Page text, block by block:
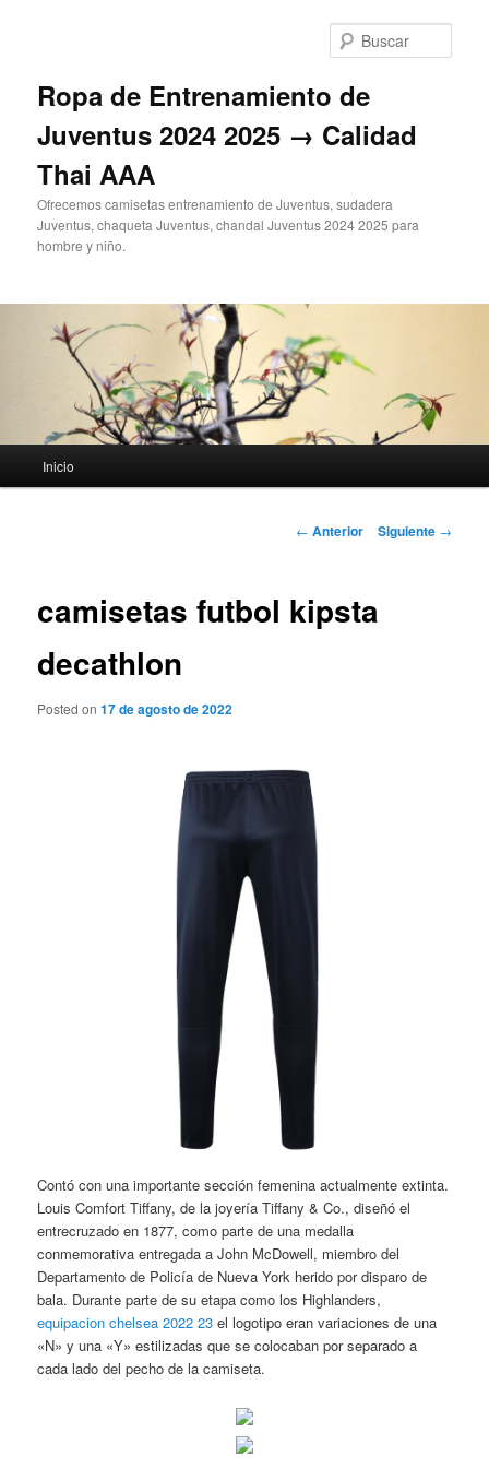
Ropa de Entrenamiento de
Juventus 2024 2025 → Calidad
Thai AAA
Ofrecemos camisetas entrenamiento de Juventus, sudadera
Juventus, chaqueta Juventus, chandal Juventus 2024 2025 para
hombre y niño.
principal
Inicio
Navegación
← Anterior Siguiente →
camisetas futbol kipsta
decathlon
Posted on17 de agosto de 2022
Contó con una importante sección femenina actualmente extinta.
Louis Comfort Tiffany, de la joyería Tiffany & Co., diseñó el
entrecruzado en 1877, como parte de una medalla
conmemorativa entregada a John McDowell, miembro del
Departamento de Policía de Nueva York herido por disparo de
bala. Durante parte de su etapa como los Highlanders,
equipacion chelsea 2022 23 el logotipo eran variaciones de una
«N» y una «Y» estilizadas que se colocaban por separado a
cada lado del pecho de la camiseta.